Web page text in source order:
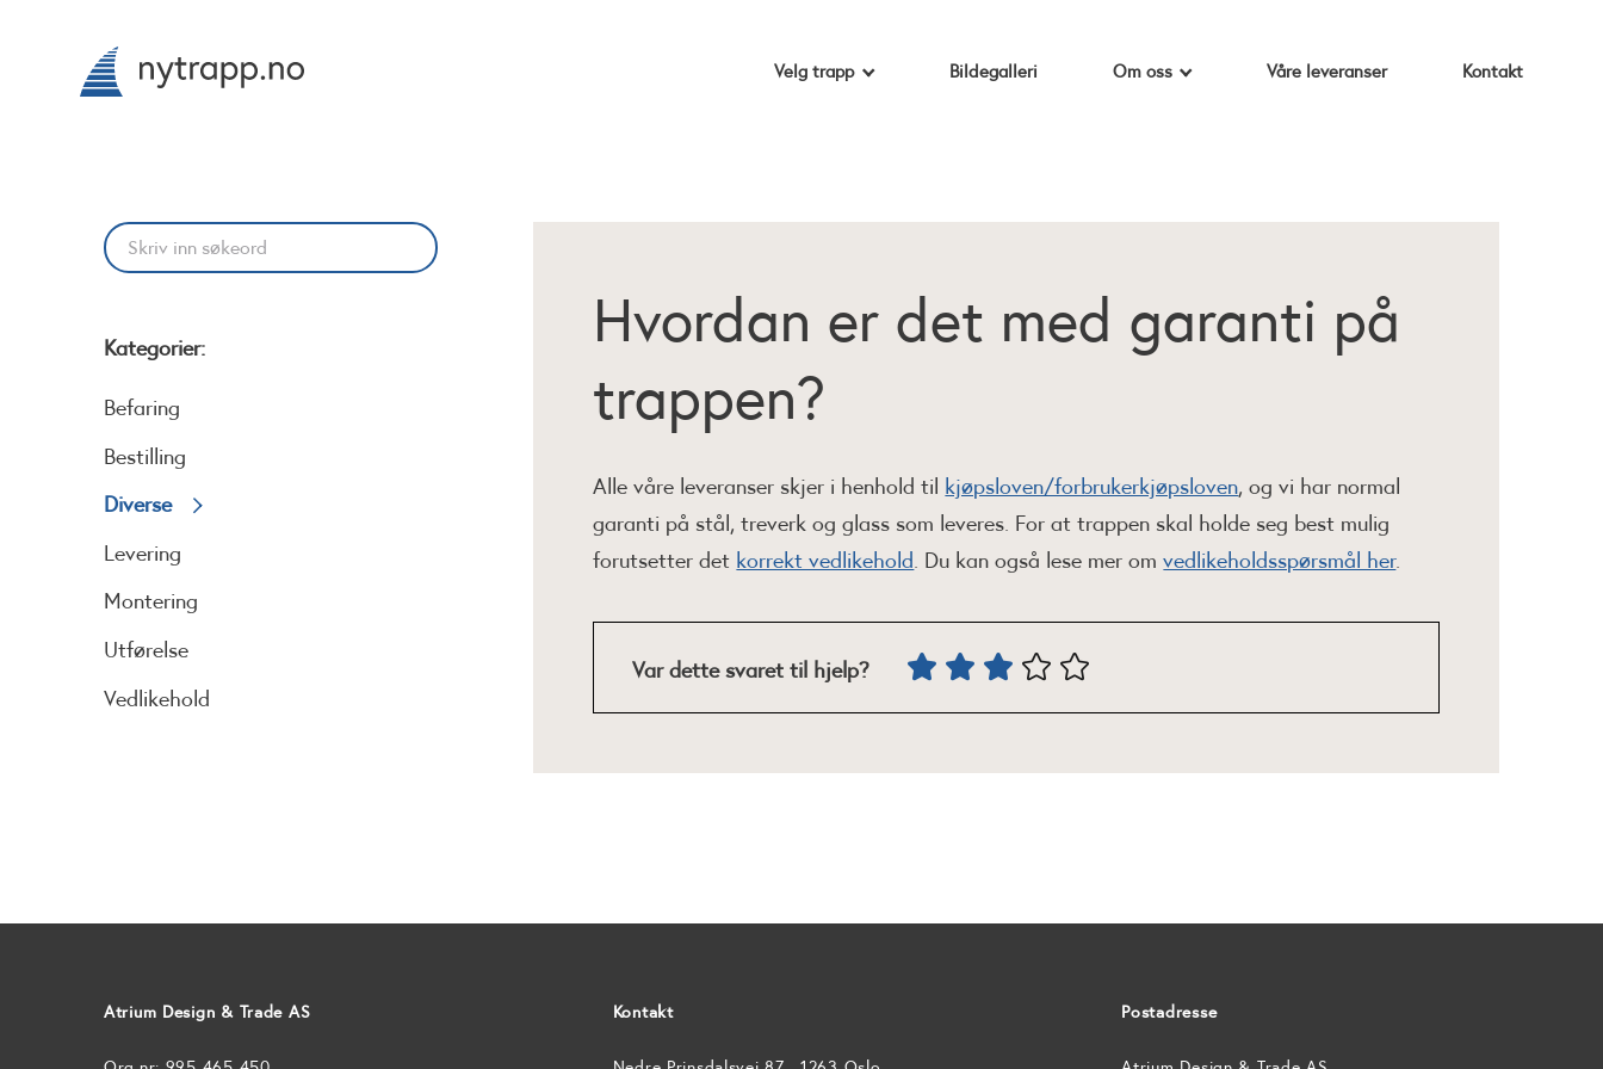
Velg trapp Bildegalleri Om oss Våre leveranser Kontakt
Hvordan er det med garanti på
trappen?
Alle våre leveranser skjer i henhold til kjøpsloven/forbrukerkjøpsloven, og vi har normal
garanti på stål, treverk og glass som leveres. For at trappen skal holde seg best mulig
forutsetter det korrekt vedlikehold . Du kan også lese mer omvedlikeholdsspørsmål her.
Var dette svaret til hjelp?
Kategorier:
Befaring
Bestilling
Diverse
Levering
Montering
Utførelse
Vedlikehold
Atrium Design & Trade AS Kontakt Postadresse